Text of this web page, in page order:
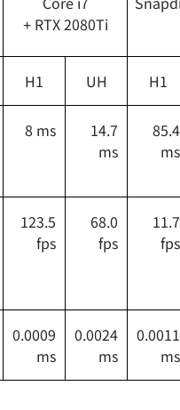
+ RTX 2080Ti
H1 UH H1
8 ms
14.7
ms
85.4
ms
123.5
fps
68.0
fps
11.7
fps
0.0009
ms
0.0024
ms
0.0011
ms